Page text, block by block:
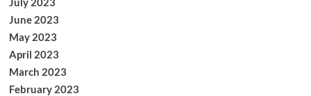
June 2023
May 2023
April 2023
March 2023
February 2023